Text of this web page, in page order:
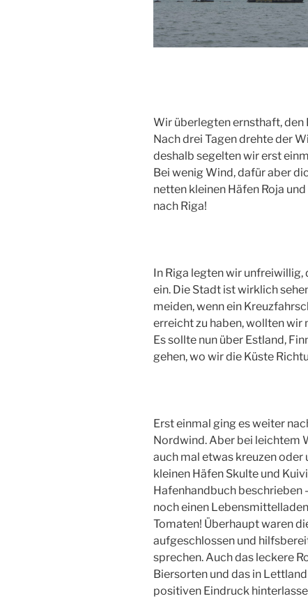
Wir überlegten ernsthaft, den
Nach drei Tagen drehte der
deshalb segelten wir erst
Bei wenig Wind, dafür aber
netten kleinen Häfen Roja
nach Riga!
In Riga legten wir
ein. Die Stadt ist wirklich
meiden, wenn ein
erreicht zu haben, wollten wir
Es sollte nun über Estland,
gehen, wo wir die Küste
Erst einmal ging es weiter
Nordwind. Aber bei leichtem
auch mal etwas kreuzen
kleinen Häfen Skulte und
Hafenhandbuch beschrieben
noch einen
Tomaten! Überhaupt waren
aufgeschlossen und
sprechen. Auch das leckere
Biersorten und das in
positiven Eindruck